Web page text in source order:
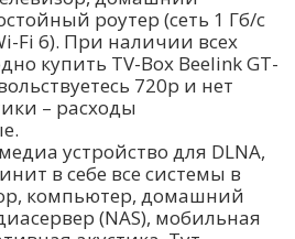
роутер (сеть 1 Гб/с
Fi 6). При наличии всех
купить TV-Box Beelink GT-
720p и нет
– расходы
устройство для DLNA,
в себе все системы в
компьютер, домашний
(NAS), мобильная